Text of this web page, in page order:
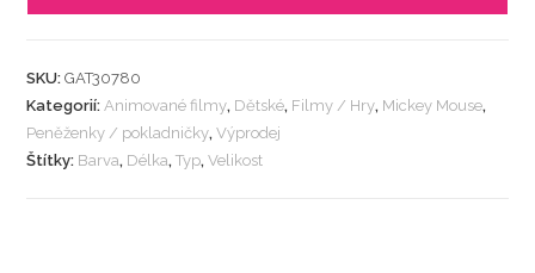
SKU:GAT30780
Kategorií: Animované filmy, Dětské, Filmy / Hry, Mickey Mouse,
Peněženky / pokladničky,Výprodej
Štítky: Barva, Délka,Typ,Velikost